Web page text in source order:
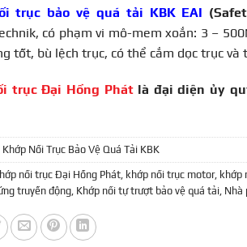
trục bảo vệ quá tải KBK EAI
có phạm vi mô-mem xoắn: 3 –
tốt, bù lệch trục, có thể cắm dọc trục và
trục Đại Hồng Phát là đại diện ủy
Khớp Nối Trục Bảo Vệ Quá Tải KBK
nối trục Đại Hồng Phát, khớp nối trục motor, khớp
truyền động, Khớp nối tự trượt bảo vệ quá tải, Nhà